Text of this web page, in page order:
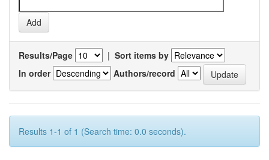
Results/Page | Sort items by
In order
Authors/record
Results 1-1 of 1 (Search time: 0.0 seconds).